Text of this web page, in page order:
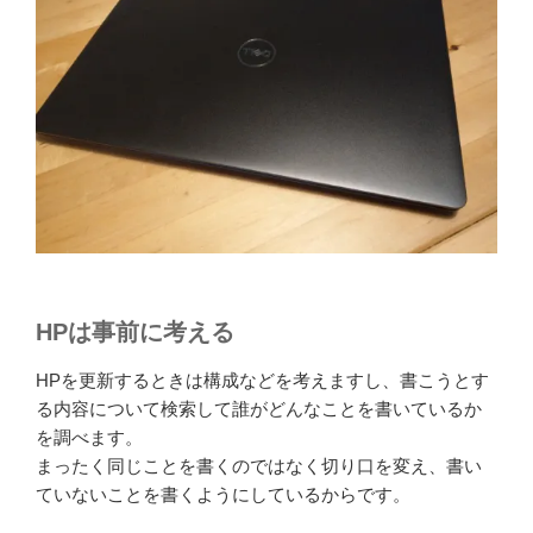
HPは事前に考える
HPを更新するときは構成などを考えますし、書こうとす
る内容について検索して誰がどんなことを書いているか
を調べます。
まったく同じことを書くのではなく切り口を変え、書い
ていないことを書くようにしているからです。